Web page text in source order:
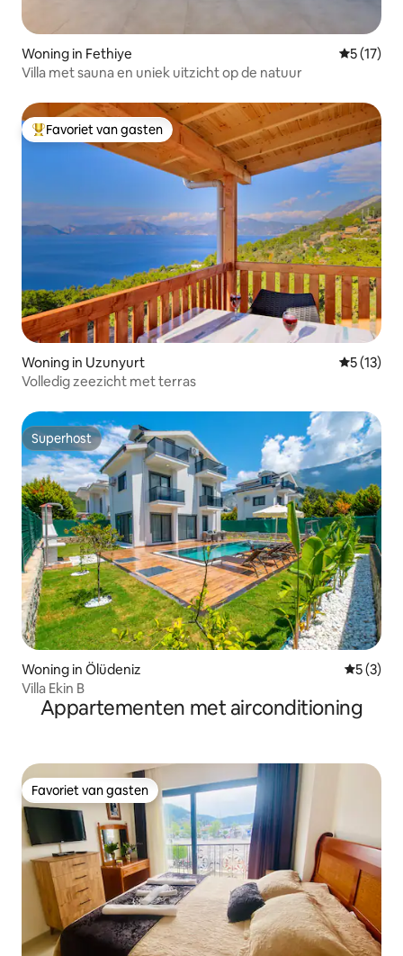
Woning in Fethiye
5 (17)
Villa met sauna en uniek uitzicht op de natuur
Topfavoriet van gasten
Favoriet van gasten
Woning in Uzunyurt
5 (13)
Volledig zeezicht met terras
Superhost
Superhost
Woning in Ölüdeniz
5 (3)
Villa Ekin B
Appartementen met airconditioning
Favoriet van gasten
Favoriet van gasten